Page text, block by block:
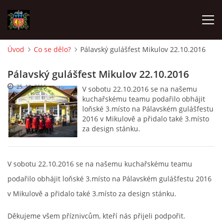
O SBORU
POZVÁNKY
MLADÍ HASIČI
ZÁSAHOVÁ JEDNOTKA
Úvod Co se dělo? Pálavský gulášfest Mikulov 22.10.2016
Pálavský gulášfest Mikulov 22.10.2016
V sobotu 22.10.2016 se na našemu
kuchařskému teamu podařilo obhájit
loňské 3.místo na Pálavském gulášfestu
2016 v Mikulově a přidalo také 3.místo
za design stánku.
25. 10. 2016
V sobotu 22.10.2016 se na našemu kuchařskému teamu
podařilo obhájit loňské 3.místo na Pálavském gulášfestu 2016
v Mikulově a přidalo také 3.místo za design stánku.
Děkujeme všem příznivcům, kteří nás přijeli podpořit.